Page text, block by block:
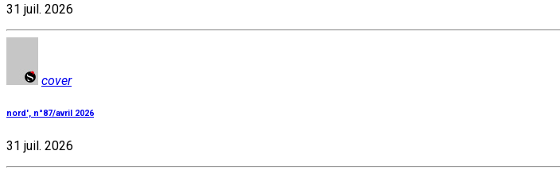
31 juil. 2026
cover
nord', n°87/avril 2026
31 juil. 2026